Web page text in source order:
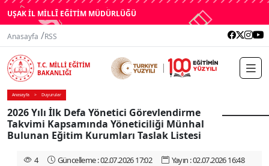
UŞAK İL MİLLÎ EĞİTİM MÜDÜRLÜĞÜ
Anasayfa /RSS
T.C. MİLLİ EĞİTİM
BAKANLIĞI
Anasayfa Duyurular
2026 Yılı İlk Defa Yönetici Görevlendirme
Takvimi Kapsamında Yöneticiliği Münhal
Bulunan Eğitim Kurumları Taslak Listesi
4 Güncelleme : 02.07.2026 17:02 Yayın : 02.07.2026 16:48